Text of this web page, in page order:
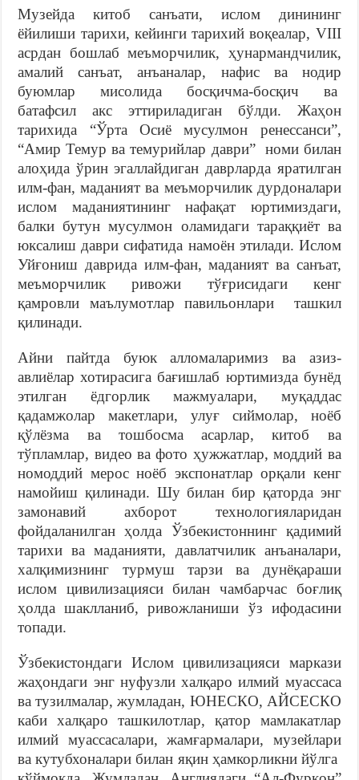
Музейда китоб санъати, ислом динининг
ёйилиши тарихи, кейинги тарихий воқеалар, VIII
асрдан бошлаб меъморчилик, ҳунармандчилик,
амалий санъат, анъаналар, нафис ва нодир
буюмлар мисолида босқичма-босқич ва
батафсил акс эттириладиган бўлди. Жаҳон
тарихида “Ўрта Осиё мусулмон ренессанси”,
“Амир Темур ва темурийлар даври” номи билан
алоҳида ўрин эгаллайдиган даврларда яратилган
илм-фан, маданият ва меъморчилик дурдоналари
ислом маданиятининг нафақат юртимиздаги,
балки бутун мусулмон оламидаги тараққиёт ва
юксалиш даври сифатида намоён этилади. Ислом
Уйғониш даврида илм-фан, маданият ва санъат,
меъморчилик ривожи тўғрисидаги кенг
қамровли маълумотлар павильонлари ташкил
қилинади.
Айни пайтда буюк алломаларимиз ва азиз-
авлиёлар хотирасига бағишлаб юртимизда бунёд
этилган ёдгорлик мажмуалари, муқаддас
қадамжолар макетлари, улуғ сиймолар, ноёб
қўлёзма ва тошбосма асарлар, китоб ва
тўпламлар, видео ва фото ҳужжатлар, моддий ва
номоддий мерос ноёб экспонатлар орқали кенг
намойиш қилинади. Шу билан бир қаторда энг
замонавий ахборот технологияларидан
фойдаланилган ҳолда Ўзбекистоннинг қадимий
тарихи ва маданияти, давлатчилик анъаналари,
халқимизнинг турмуш тарзи ва дунёқараши
ислом цивилизацияси билан чамбарчас боғлиқ
ҳолда шаклланиб, ривожланиши ўз ифодасини
топади.
Ўзбекистондаги Ислом цивилизацияси маркази
жаҳондаги энг нуфузли халқаро илмий муассаса
ва тузилмалар, жумладан, ЮНЕСКО, АЙСЕСКО
каби халқаро ташкилотлар, қатор мамлакатлар
илмий муассасалари, жамғармалари, музейлари
ва кутубхоналари билан яқин ҳамкорликни йўлга